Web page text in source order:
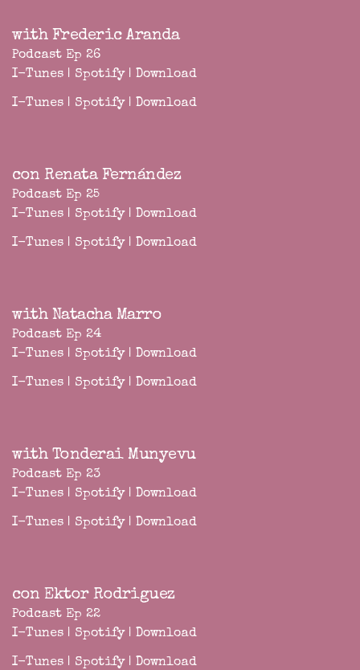
with Frederic Aranda
Podcast Ep 26
I-Tunes | Spotify| Download
I-Tunes | Spotify| Download
con Renata Fernández
Podcast Ep 25
I-Tunes | Spotify| Download
I-Tunes | Spotify| Download
with Natacha Marro
Podcast Ep 24
I-Tunes | Spotify| Download
I-Tunes | Spotify| Download
with Tonderai Munyevu
Podcast Ep 23
I-Tunes | Spotify| Download
I-Tunes | Spotify| Download
con Ektor Rodriguez
Podcast Ep 22
I-Tunes | Spotify| Download
I-Tunes | Spotify| Download